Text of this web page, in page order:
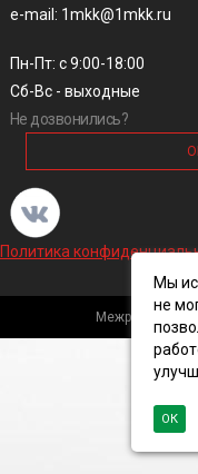
e-mail: 1mkk@1mkk.ru
Пн-Пт: с 9:00-18:00
Сб-Вс - выходные
Не дозвонились?
Политика
Мы
не
ОК